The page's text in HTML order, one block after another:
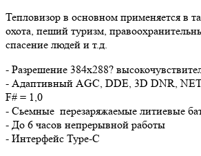
Тепловизор в основном применяется в
охота, пеший туризм,
спасение людей и т.д.
- Разрешение 384x288?
- Адаптивный AGC, DDE, 3D DNR,
F# = 1,0
- Сьемные перезаряжаемые литиевые
- До 6 часов непрерывной работы
- Интерфейс Type-C